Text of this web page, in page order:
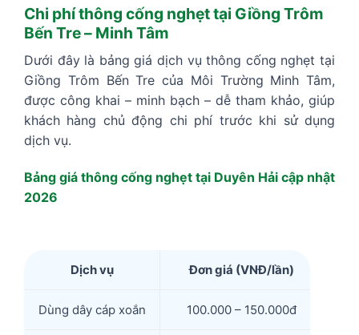
Chi phí thông cống nghẹt tại Giồng Trôm
Bến Tre – Minh Tâm
Dưới đây là bảng giá dịch vụ thông cống nghẹt tại
Giồng Trôm Bến Tre của Môi Trường Minh Tâm,
được công khai – minh bạch – dễ tham khảo, giúp
khách hàng chủ động chi phí trước khi sử dụng
dịch vụ.
Bảng giá thông cống nghẹt tại Duyên Hải cập nhật
2026
Dịch vụ Đơn giá (VNĐ/lần)
Dùng dây cáp xoắn 100.000 – 150.000đ